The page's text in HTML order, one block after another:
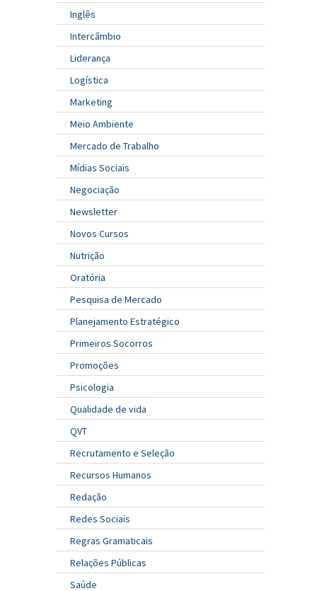
Inglês
Intercâmbio
Liderança
Logística
Marketing
Meio Ambiente
Mercado de Trabalho
Mídias Sociais
Negociação
Newsletter
Novos Cursos
Nutrição
Oratória
Pesquisa de Mercado
Planejamento Estratégico
Primeiros Socorros
Promoções
Psicologia
Qualidade de vida
QVT
Recrutamento e Seleção
Recursos Humanos
Redação
Redes Sociais
Regras Gramaticais
Relações Públicas
Saúde